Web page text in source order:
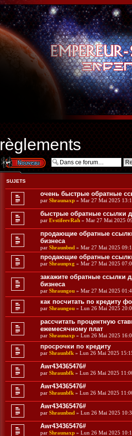
règlements
Écrire un nouveau
sujet
SUJETS
очень быстрые обратные
par Shraunaxp » Mar 27 Mai 2025
быстрые обратные ссылки
par EvstifeevRah » Mar 27 Mai 2025
продающие обратные
бизнеса
par Shraunbnd » Mar 27 Mai 2025
продающие обратные
par Shraunpxg » Mar 27 Mai 2025
закажите обратные ссылки
бизнеса
par Shraungou » Mar 27 Mai 2025
как посчитать по кредиту
par Shraungou » Lun 26 Mai 2025
рассчитать процентную
ежемесячному плат
par Shraunaxp » Lun 26 Mai 2025
просрочки по кредиту
par Shraunbfk » Lun 26 Mai 2025
Awr434365476#
par Shraunbfk » Lun 26 Mai 2025
Awr434365476#
par Shraunbfk » Lun 26 Mai 2025
Awr434365476#
par Shraunbnd » Lun 26 Mai 2025
Awr434365476#
par Shraunaxp » Lun 26 Mai 2025